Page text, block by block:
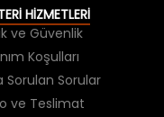
HİZMETLERİ
ve Güvenlik
Koşulları
Sorulan Sorular
ve Teslimat